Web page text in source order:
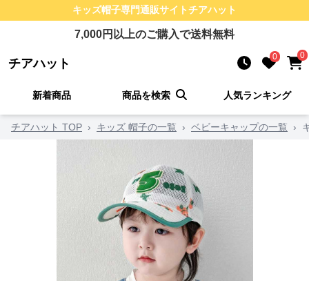
キッズ帽子専門通販サイトチアハット
7,000円以上のご購入で送料無料
チアハット 0 0
新着商品 商品を検索 人気ランキング
チアハット TOP › キッズ 帽子の一覧 › ベビーキャップの一覧 ›